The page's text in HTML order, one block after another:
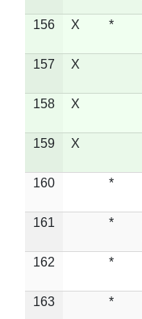
156 X *
157 X
158 X
159 X
160 *
161 *
162 *
163 *